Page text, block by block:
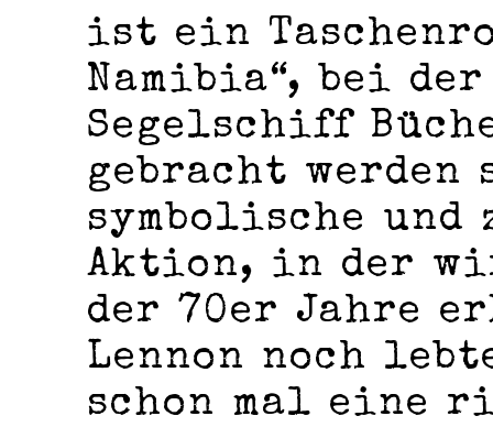
ist ein
Namibia“, bei
Segelschiff
gebracht
symbolische
Aktion, in der
der 70er Jahre
Lennon noch
schon mal eine